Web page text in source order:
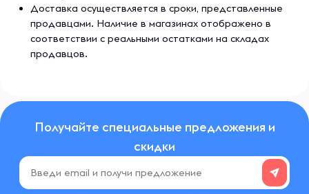
Доставка осуществляется в сроки, представленные
продавцами. Наличие в магазинах отображено в
соответствии с реальными остатками на складах
продавцов.
Получайте специальные предложения и
скидки